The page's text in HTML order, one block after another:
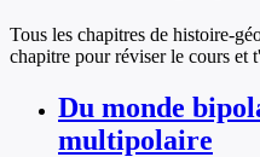
Tous les chapitres de histoire-
chapitre pour réviser le cours et
Du monde
multipolaire